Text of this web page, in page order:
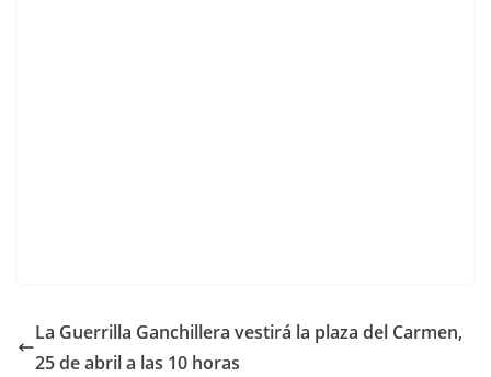
La Guerrilla Ganchillera vestirá la plaza del Carmen,
25 de abril a las 10 horas